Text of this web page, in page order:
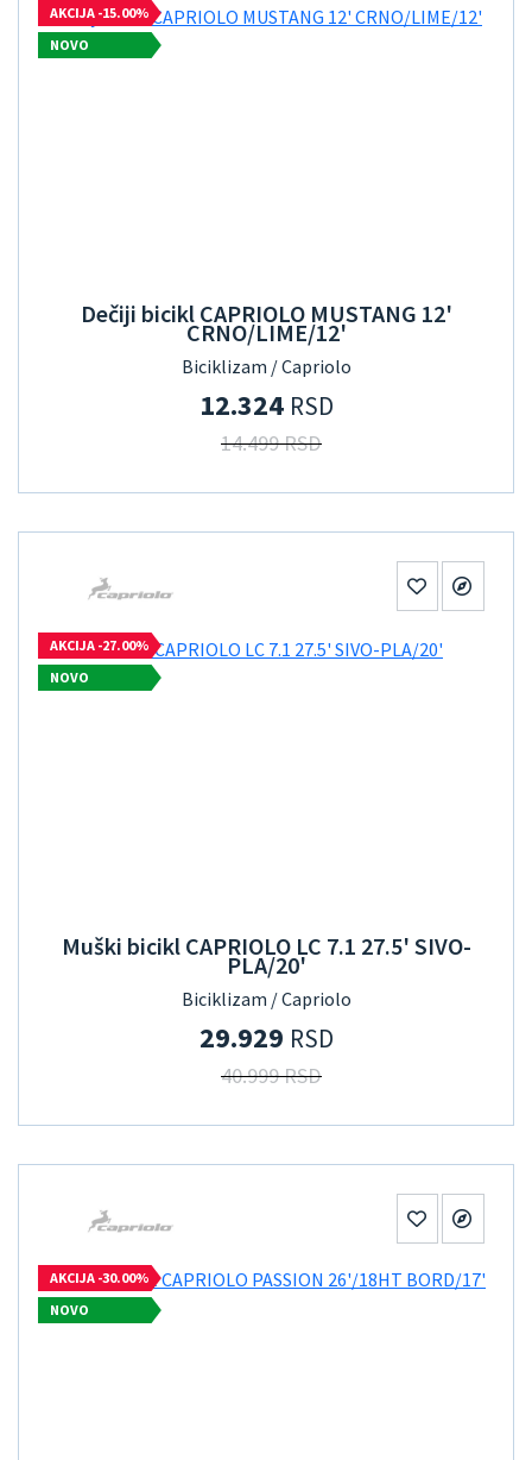
AKCIJA -15.00%
NOVO
Dečiji bicikl CAPRIOLO MUSTANG 12'
CRNO/LIME/12'
Biciklizam / Capriolo
12.324 RSD
14.499 RSD
AKCIJA -27.00%
NOVO
Muški bicikl CAPRIOLO LC 7.1 27.5' SIVO-
PLA/20'
Biciklizam / Capriolo
29.929 RSD
40.999 RSD
AKCIJA -30.00%
NOVO